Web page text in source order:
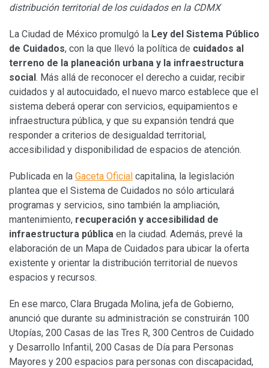
distribución territorial de los cuidados en la CDMX
La Ciudad de México promulgó la Ley del Sistema Público
de Cuidados, con la que llevó la política de cuidados al
terreno de la planeación urbana y la infraestructura
social. Más allá de reconocer el derecho a cuidar, recibir
cuidados y al autocuidado, el nuevo marco establece que el
sistema deberá operar con servicios, equipamientos e
infraestructura pública, y que su expansión tendrá que
responder a criterios de desigualdad territorial,
accesibilidad y disponibilidad de espacios de atención.
Publicada en la Gaceta Oficial capitalina, la legislación
plantea que el Sistema de Cuidados no sólo articulará
programas y servicios, sino también la ampliación,
mantenimiento, recuperación y accesibilidad de
infraestructura pública en la ciudad. Además, prevé la
elaboración de un Mapa de Cuidados para ubicar la oferta
existente y orientar la distribución territorial de nuevos
espacios y recursos.
En ese marco, Clara Brugada Molina, jefa de Gobierno,
anunció que durante su administración se construirán 100
Utopías, 200 Casas de las Tres R, 300 Centros de Cuidado
y Desarrollo Infantil, 200 Casas de Día para Personas
Mayores y 200 espacios para personas con discapacidad,